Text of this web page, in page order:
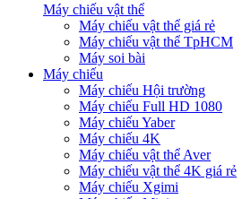
Máy chiếu vật thể
Máy chiếu vật thể giá rẻ
Máy chiếu vật thể TpHCM
Máy soi bài
Máy chiếu
Máy chiếu Hội trường
Máy chiếu Full HD 1080
Máy chiếu Yaber
Máy chiếu 4K
Máy chiếu vật thể Aver
Máy chiếu vật thể 4K giá rẻ
Máy chiếu Xgimi